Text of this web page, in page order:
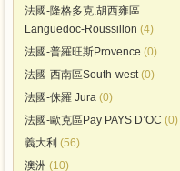
法國-隆格多克.胡西雍區
Languedoc-Roussillon (4)
法國-普羅旺斯Provence (0)
法國-西南區South-west(0)
法國-侏羅 Jura (0)
法國-歐克區Pay PAYS D’OC (0)
義大利 (56)
澳洲 (10)